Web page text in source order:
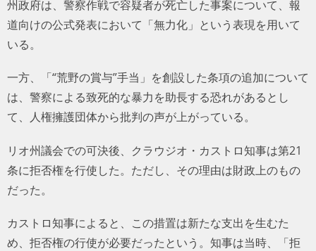
州政府は、警察作戦で容疑者が死亡した事案について、報
道向けの公式発表において「無力化」という表現を用いて
いる。
一方、「“荒野の賞与”手当」を創設した条項の追加について
は、警察による致死的な暴力を助長する恐れがあるとし
て、人権擁護団体から批判の声が上がっている。
リオ州議会での可決後、クラウジオ・カストロ知事は第21
条に拒否権を行使した。ただし、その理由は財政上のもの
だった。
カストロ知事によると、この措置は新たな支出を生むた
め、拒否権の行使が必要だったという。知事は当時、「拒